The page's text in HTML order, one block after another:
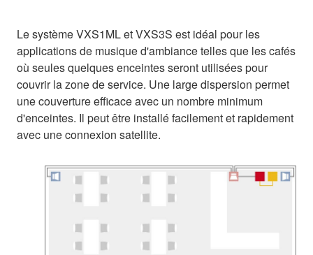
Le système VXS1ML et VXS3S est idéal pour les
applications de musique d'ambiance telles que les cafés
où seules quelques enceintes seront utilisées pour
couvrir la zone de service. Une large dispersion permet
une couverture efficace avec un nombre minimum
d'enceintes. Il peut être installé facilement et rapidement
avec une connexion satellite.